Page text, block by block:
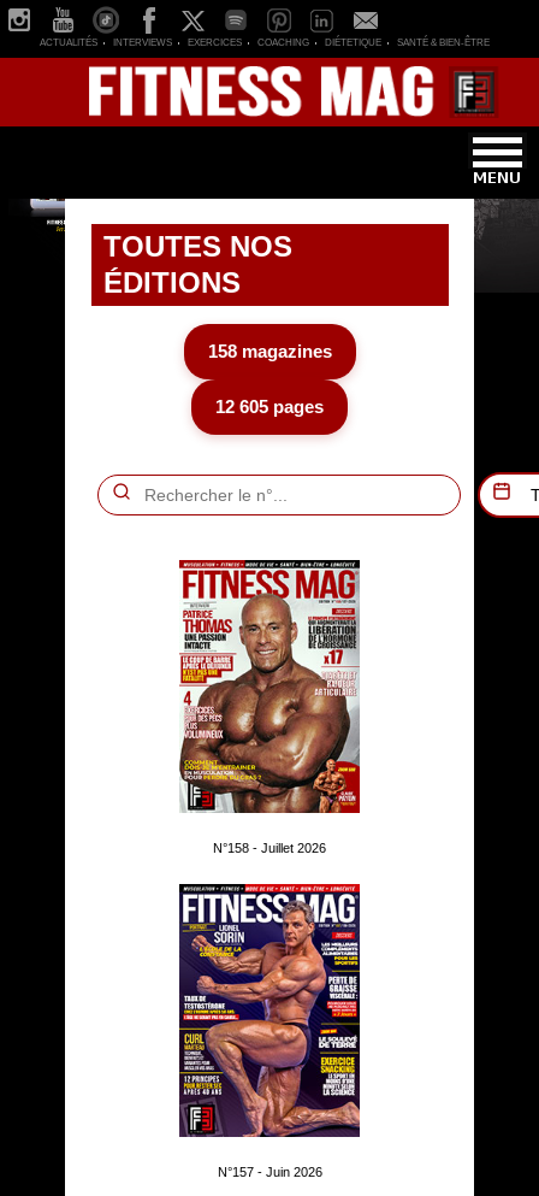
ACTUALITÉS INTERVIEWS EXERCICES COACHING DIÉTETIQUE SANTÉ & BIEN-ÊTRE
TOUTES NOS
ÉDITIONS
158 magazines
12 605 pages
N°158 - Juillet 2026
N°157 - Juin 2026